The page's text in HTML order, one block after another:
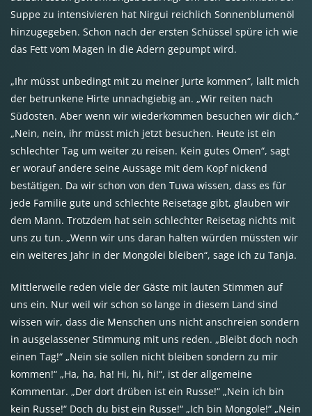
Suppe zu intensivieren hat Nirgui reichlich Sonnenblumenöl
hinzugegeben. Schon nach der ersten Schüssel spüre ich wie
das Fett vom Magen in die Adern gepumpt wird.
„Ihr müsst unbedingt mit zu meiner Jurte kommen“, lallt mich
der betrunkene Hirte unnachgiebig an. „Wir reiten nach
Südosten. Aber wenn wir wiederkommen besuchen wir dich.“
„Nein, nein, ihr müsst mich jetzt besuchen. Heute ist ein
schlechter Tag um weiter zu reisen. Kein gutes Omen“, sagt
er worauf andere seine Aussage mit dem Kopf nickend
bestätigen. Da wir schon von den Tuwa wissen, dass es für
jede Familie gute und schlechte Reisetage gibt, glauben wir
dem Mann. Trotzdem hat sein schlechter Reisetag nichts mit
uns zu tun. „Wenn wir uns daran halten würden müssten wir
ein weiteres Jahr in der Mongolei bleiben“, sage ich zu Tanja.
Mittlerweile reden viele der Gäste mit lauten Stimmen auf
uns ein. Nur weil wir schon so lange in diesem Land sind
wissen wir, dass die Menschen uns nicht anschreien sondern
in ausgelassener Stimmung mit uns reden. „Bleibt doch noch
einen Tag!“ „Nein sie sollen nicht bleiben sondern zu mir
kommen!“ „Ha, ha, ha! Hi, hi, hi!“, ist der allgemeine
Kommentar. „Der dort drüben ist ein Russe!“ „Nein ich bin
kein Russe!“ Doch du bist ein Russe!“ „Ich bin Mongole!“ „Nein